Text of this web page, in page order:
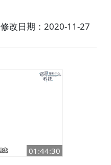
修改日期：2020-11-27
01:44:30